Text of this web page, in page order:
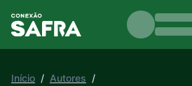
Início / Autores /